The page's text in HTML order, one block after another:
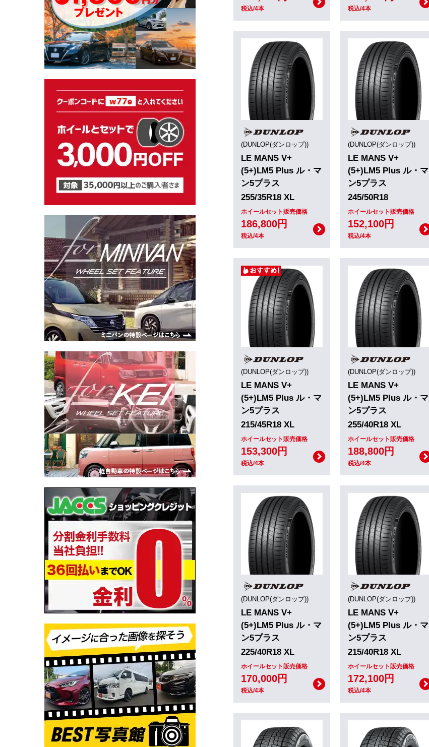
税込/4本 税込/4本
(DUNLOP(ダンロップ))
LE MANS V+
(5+)LM5 Plus ル・マ
ン5プラス
255/35R18 XL
ホイールセット販売価格
186,800円
税込/4本
(DUNLOP(ダンロップ))
LE MANS V+
(5+)LM5 Plus ル・マ
ン5プラス
245/50R18
ホイールセット販売価格
152,100円
税込/4本
(DUNLOP(ダンロップ))
LE MANS V+
(5+)LM5 Plus ル・マ
ン5プラス
215/45R18 XL
ホイールセット販売価格
153,300円
税込/4本
(DUNLOP(ダンロップ))
LE MANS V+
(5+)LM5 Plus ル・マ
ン5プラス
255/40R18 XL
ホイールセット販売価格
188,800円
税込/4本
(DUNLOP(ダンロップ))
LE MANS V+
(5+)LM5 Plus ル・マ
ン5プラス
225/40R18 XL
ホイールセット販売価格
170,000円
税込/4本
(DUNLOP(ダンロップ))
LE MANS V+
(5+)LM5 Plus ル・マ
ン5プラス
215/40R18 XL
ホイールセット販売価格
172,100円
税込/4本